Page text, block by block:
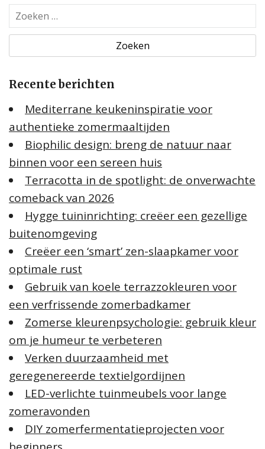
o
k
n
a
a
r
Recente berichten
Mediterrane keukeninspiratie voor
authentieke zomermaaltijden
Biophilic design: breng de natuur naar
binnen voor een sereen huis
Terracotta in de spotlight: de onverwachte
comeback van 2026
Hygge tuininrichting: creëer een gezellige
buitenomgeving
Creëer een ‘smart’ zen-slaapkamer voor
optimale rust
Gebruik van koele terrazzokleuren voor
een verfrissende zomerbadkamer
Zomerse kleurenpsychologie: gebruik kleur
om je humeur te verbeteren
Verken duurzaamheid met
geregenereerde textielgordijnen
LED-verlichte tuinmeubels voor lange
zomeravonden
DIY zomerfermentatieprojecten voor